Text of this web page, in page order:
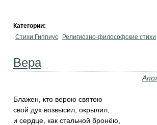
Категории:
Стихи Гиппиус
Религиозно-философские стихи
Вера
Блажен, кто верою святою
свой дух возвысил, окрылил,
и сердце, как стальной бронёю,